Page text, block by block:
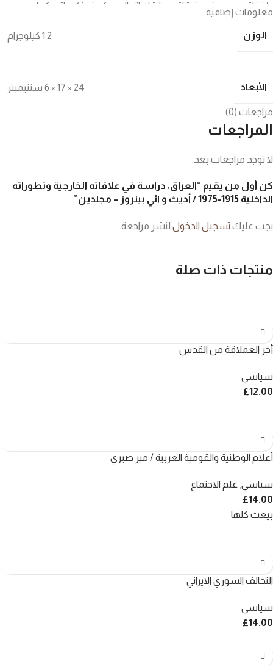
وإخفاقه ، ووحدته وشقاقه ، وانقلاباته العسكرية ونكساته ، كما يروي
أيضاً قصة النفط في العراق ، وأطماع الدول الأجنبية فيه ومناوراتهم
ومساوماتهم ومؤامراتهم في هذا السبيل ، ثم أثر هذا النفط في تطور
تاريخياً موضوعياً . كما أجاد مترجم الكتاب ، إذ نقله إلينا نقلاً أميناً واضحاً
تقيد فيه بالنص الإنكليزي ولكن النص لم يستعبده ، وإنما كان يعيه
ويستوعبه ثم يؤديه بأسلوب عربي صحيح دون خروج عليه او انتقاص منه
ترجمة: عبد المجيد حسيب القيسي
في مجلدين مجموع صفحاتهما 850 صفحة
معلومات إضافية
الوزن 1.2 كيلوجرام
الأبعاد 24 × 17 × 6 سنتيميتر
مراجعات (0)
المراجعات
لا توجد مراجعات بعد.
كن أول من يقيم “العراق، دراسة في علاقاته الخارجية وتطوراته
الداخلية 1915-1975 / أديث و ائي بينروز – مجلدين”
يجب عليك تسجيل الدخول لنشر مراجعة.
منتجات ذات صلة
أخر العملاقة من القدس
سياسي
£12.00
أعلام الوطنية والقومية العربية / مير صبري
سياسي علم الاجتماع
£14.00
بيعت كلها
التحالف السوري الايراني
سياسي
£14.00